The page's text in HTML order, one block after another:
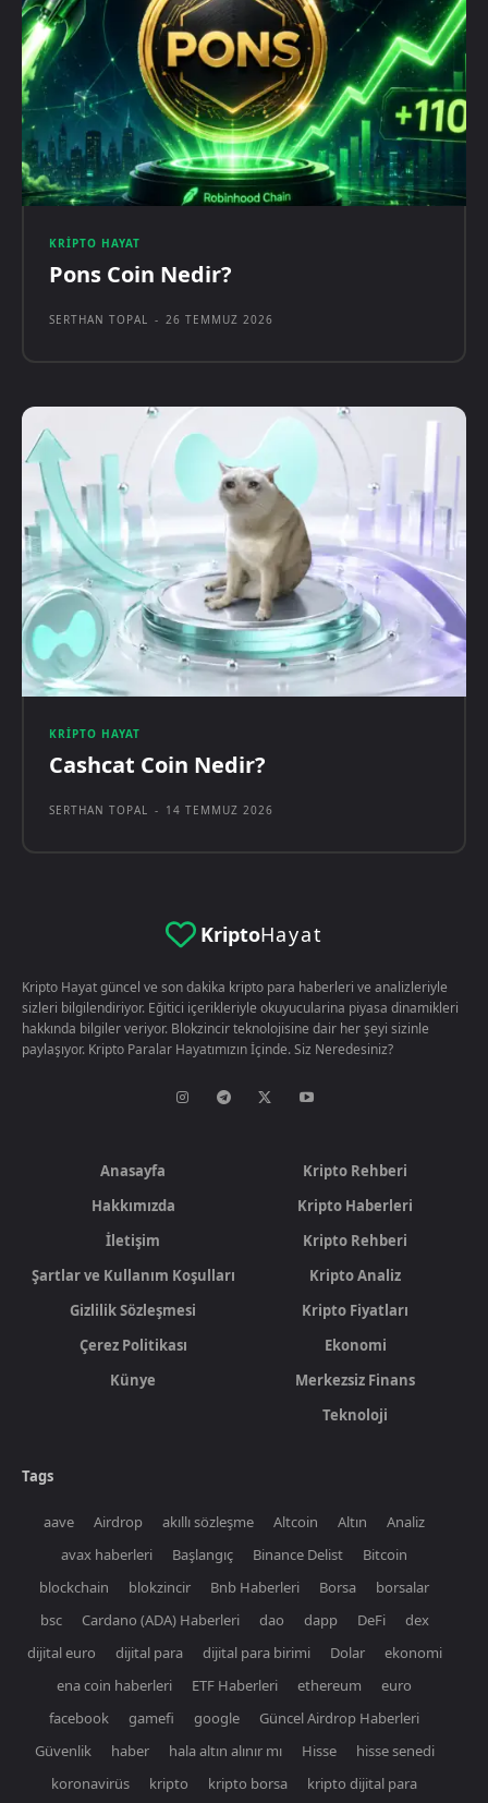
KRIPTO HAYAT
Pons Coin Nedir?
SERTHAN TOPAL - 26 TEMMUZ 2026
KRIPTO HAYAT
Cashcat Coin Nedir?
SERTHAN TOPAL - 14 TEMMUZ 2026
KriptoHayat
Kripto Hayat güncel ve son dakika kripto para haberleri ve analizleriyle
sizleri bilgilendiriyor. Eğitici içerikleriyle okuyucularina piyasa dinamikleri
hakkında bilgiler veriyor. Blokzincir teknolojisine dair her şeyi sizinle
paylaşıyor. Kripto Paralar Hayatımızın İçinde. Siz Neredesiniz?
Anasayfa
Hakkımızda
İletişim
Şartlar ve Kullanım Koşulları
Gizlilik Sözleşmesi
Çerez Politikası
Künye
Kripto Rehberi
Kripto Haberleri
Kripto Rehberi
Kripto Analiz
Kripto Fiyatları
Ekonomi
Merkezsiz Finans
Teknoloji
Tags
aave Airdrop akıllı sözleşme Altcoin Altın
Analiz
avax haberleri
Başlangıç Binance Delist
Bitcoin
blockchain
blokzincir Bnb Haberleri Borsa
borsalar
bsc
Cardano (ADA) Haberleri dao dapp DeFi
dex
dijital euro
dijital para dijital para birimi Dolar
ekonomi
ena coin haberleri
ETF Haberleri ethereum
euro
facebook
gamefi google
Güncel Airdrop Haberleri
Güvenlik
haber hala altın alınır mı Hisse
hisse senedi
koronavirüs
kripto kripto borsa kripto dijital para